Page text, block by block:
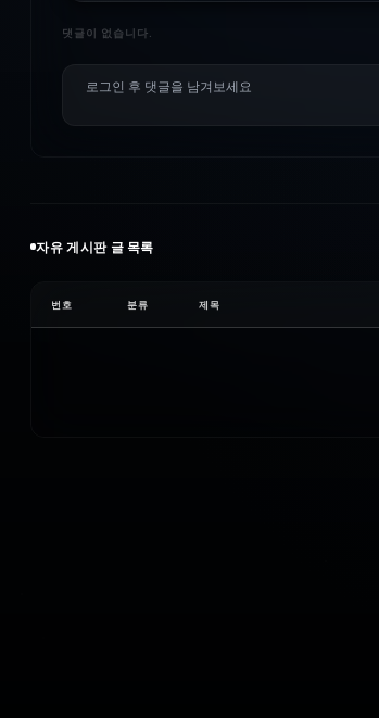
댓글이 없습니다.
자유 게시판 글 목록
번호 분류 제목